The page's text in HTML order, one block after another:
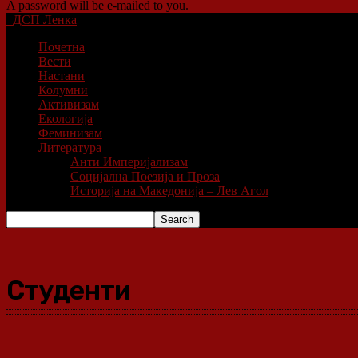
A password will be e-mailed to you.
ДСП Ленка
Почетна
Вести
Настани
Колумни
Активизам
Екологија
Феминизам
Литература
Анти Империјализам
Социјална Поезија и Проза
Историја на Македонија – Лев Агол
Студенти